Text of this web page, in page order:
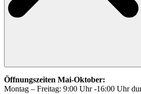
Öffnungszeiten Mai-Oktober:
Montag – Freitag: 9:00 Uhr -16:00 Uhr